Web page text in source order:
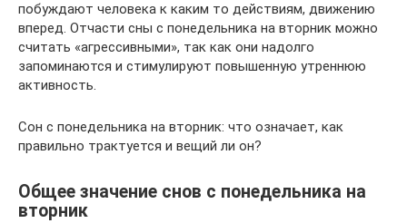
побуждают человека к каким то действиям, движению
вперед. Отчасти сны с понедельника на вторник можно
считать «агрессивными», так как они надолго
запоминаются и стимулируют повышенную утреннюю
активность.
Сон с понедельника на вторник: что означает, как
правильно трактуется и вещий ли он?
Общее значение снов с понедельника на
вторник